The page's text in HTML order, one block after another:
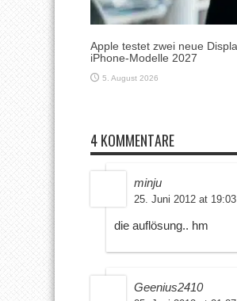
Apple testet zwei neue
iPhone-Modelle 2027
5. August 2026
4 KOMMENTARE
minju
25. Juni 2012 at 19:03
die auflösung.. hm
Geenius2410